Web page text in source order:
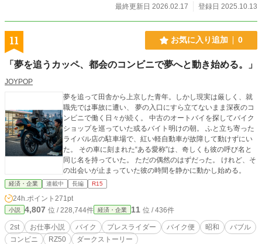
最終更新日 2026.02.17
登録日 2025.10.13
11 お気に入り追加 0
「夢を追うカッペ、都会のコンビニで夢へと動き始める。」
JOYPOP
夢を追って田舎から上京した青年。しかし現実は厳しく、就
職先では事故に遭い、 夢の入口にすら立てないまま深夜のコ
ンビニで働く日々が続く。 中古のオートバイを探してバイク
ショップを巡っていた或るバイト明けの朝。 ふと立ち寄った
ライバル店の駐車場で、紅い軽自動車が故障して動けずにい
た。 その車に刻まれた“ある愛称”は、奇しくも彼の呼び名と
同じ名を持っていた。 ただの偶然のはずだった。 けれど、そ
の出会いが止まっていた彼の時間を静かに動かし始める。
経済・企業 連載中 長編 R15
24h.ポイント 271pt
小説 4,807 位 / 228,744件 経済・企業 11 位 / 436件
2st お仕事小説 バイク プレスライダー バイク便 昭和
バブル
コンビニ
RZ50 ダークストーリー